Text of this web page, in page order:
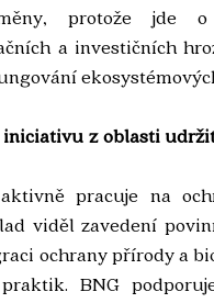
protože jde
a investičních
z oblasti
pracuje na
viděl zavedení
ochrany přírody a
BNG